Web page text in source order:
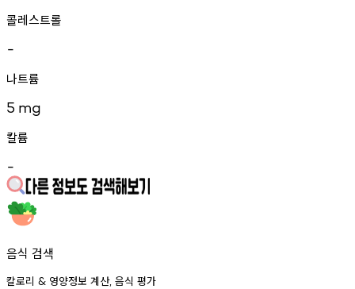
콜레스트롤
-
나트륨
5 mg
칼륨
-
음식 검색
칼로리 & 영양정보 계산, 음식 평가